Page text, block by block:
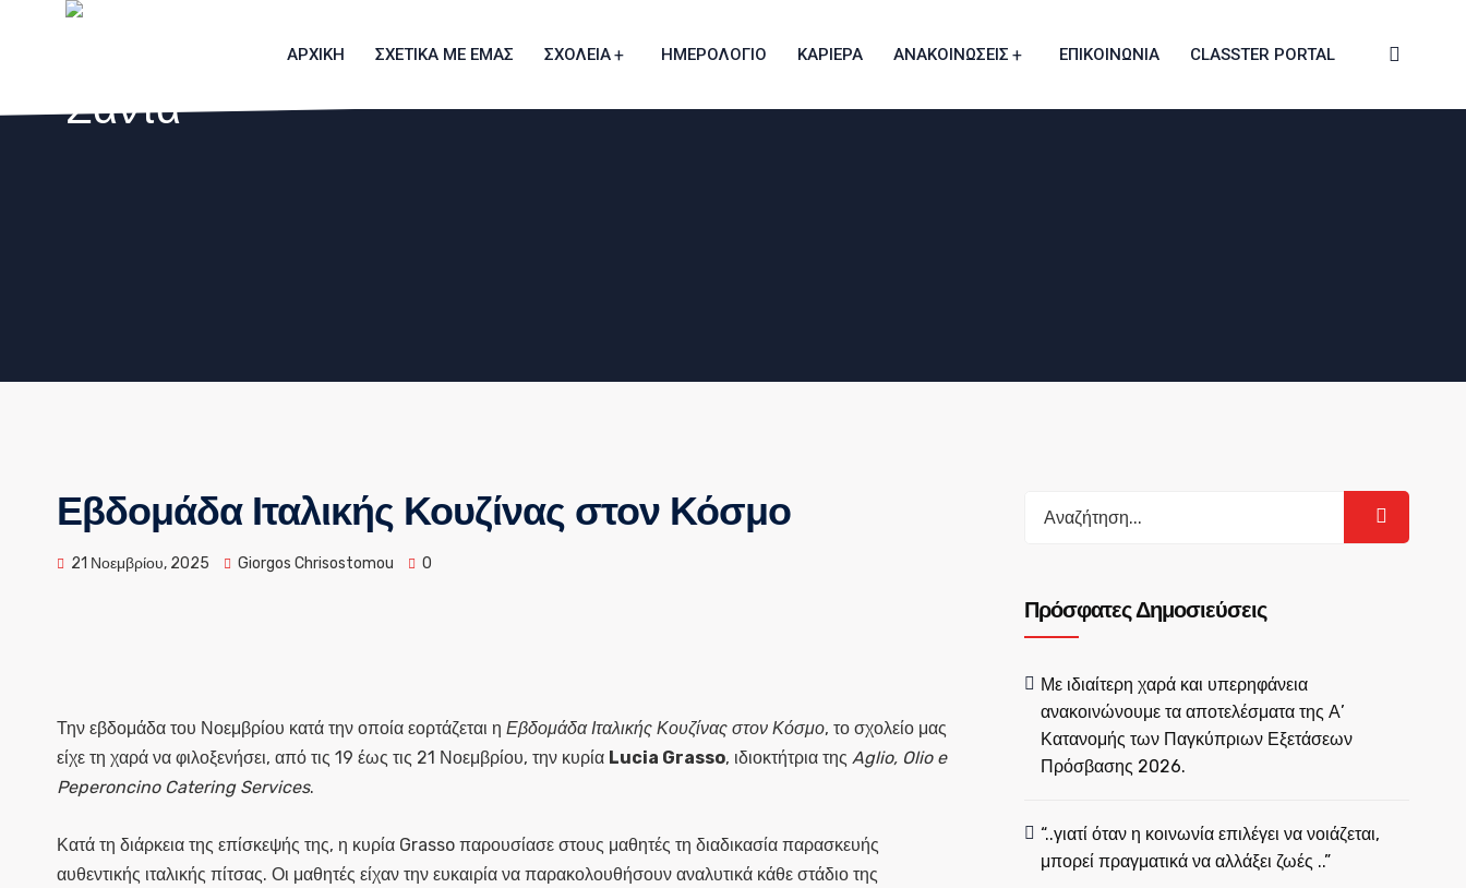
ΑΡΧΙΚΗ ΣΧΕΤΙΚΑ ΜΕ ΕΜΑΣ ΣΧΟΛΕΙΑ ΗΜΕΡΟΛΟΓΙΟ ΚΑΡΙΕΡΑ ΑΝΑΚΟΙΝΩΣΕΙΣ ΕΠΙΚΟΙΝΩΝΙΑ CLASSTER PORTAL
Εβδομάδα Ιταλικής Κουζίνας στον Κόσμο
21 Νοεμβρίου, 2025 Giorgos Chrisostomou 0
Την εβδομάδα του Νοεμβρίου κατά την οποία εορτάζεται η Εβδομάδα Ιταλικής Κουζίνας στον Κόσμο, το σχολείο μας
είχε τη χαρά να φιλοξενήσει, από τις 19 έως τις 21 Νοεμβρίου, την κυρία Lucia Grasso, ιδιοκτήτρια της Aglio, Olio e
Peperoncino Catering Services.
Κατά τη διάρκεια της επίσκεψής της, η κυρία Grasso παρουσίασε στους μαθητές τη διαδικασία παρασκευής
αυθεντικής ιταλικής πίτσας. Οι μαθητές είχαν την ευκαιρία να παρακολουθήσουν αναλυτικά κάθε στάδιο της
Πρόσφατες Δημοσιεύσεις
Με ιδιαίτερη χαρά και υπερηφάνεια
ανακοινώνουμε τα αποτελέσματα της Α’
Κατανομής των Παγκύπριων Εξετάσεων
Πρόσβασης 2026.
“..γιατί όταν η κοινωνία επιλέγει να νοιάζεται,
μπορεί πραγματικά να αλλάξει ζωές ..”